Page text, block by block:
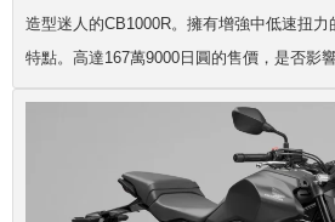
造型迷人的CB1000R。擁有增強中低速扭
特點。高達167萬9000日圓的售價，是否影